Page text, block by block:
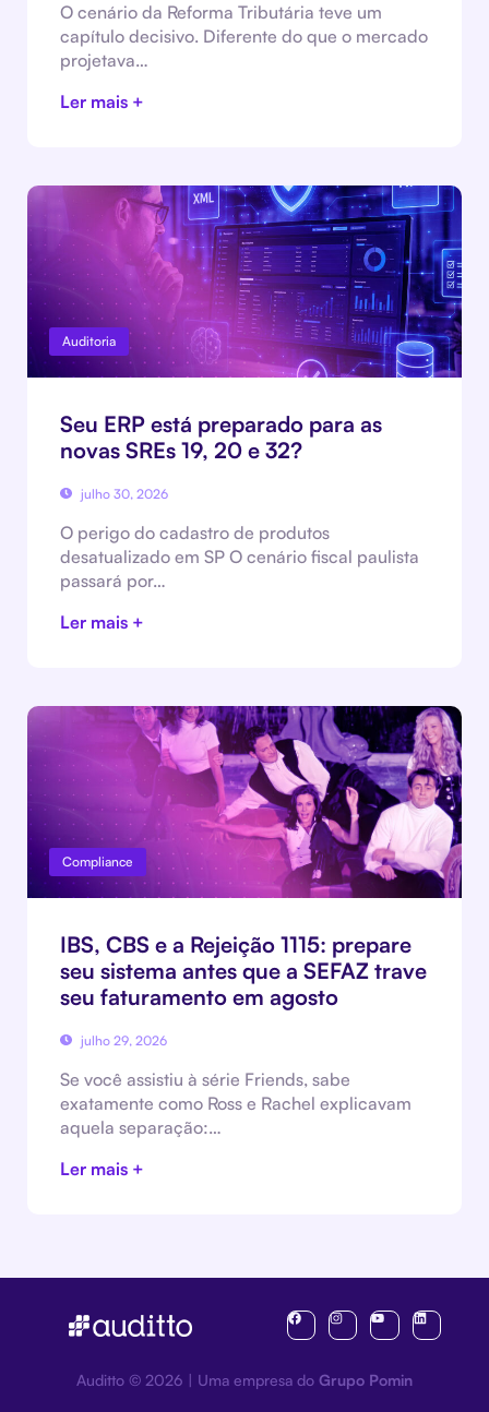
O cenário da Reforma Tributária teve um
capítulo decisivo. Diferente do que o mercado
projetava…
Ler mais +
Auditoria
Seu ERP está preparado para as
novas SREs 19, 20 e 32?
julho 30, 2026
O perigo do cadastro de produtos
desatualizado em SP O cenário fiscal paulista
passará por…
Ler mais +
Compliance
IBS, CBS e a Rejeição 1115: prepare
seu sistema antes que a SEFAZ trave
seu faturamento em agosto
julho 29, 2026
Se você assistiu à série Friends, sabe
exatamente como Ross e Rachel explicavam
aquela separação:…
Ler mais +
Auditto © 2026 | Uma empresa do Grupo Pomin